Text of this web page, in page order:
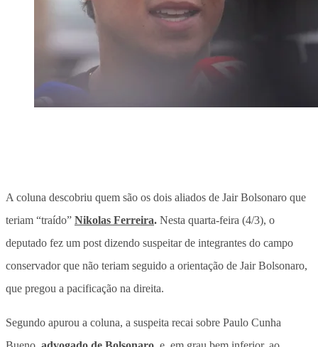
A coluna descobriu quem são os dois aliados de Jair Bolsonaro que
teriam “traído” Nikolas Ferreira. Nesta quarta-feira (4/3), o
deputado fez um post dizendo suspeitar de integrantes do campo
conservador que não teriam seguido a orientação de Jair Bolsonaro,
que pregou a pacificação na direita.
Segundo apurou a coluna, a suspeita recai sobre Paulo Cunha